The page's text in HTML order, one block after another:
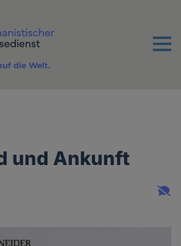
Menu
die Welt.
und Ankunft